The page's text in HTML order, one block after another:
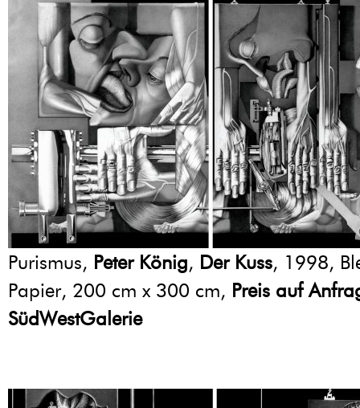
Purismus, Peter König, Der Kuss, 1998,
Papier, 200 cm x 300 cm, Preis auf
SüdWestGalerie